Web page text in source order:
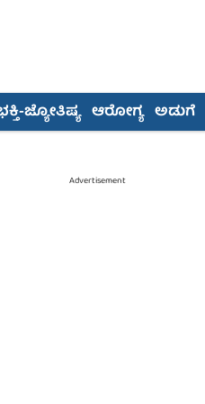
ಜ್ಯೋತಿಷ್ಯ ಆರೋಗ್ಯ ಅಡುಗೆ
Advertisement